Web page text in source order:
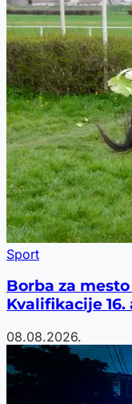
Sport
Borba za
Kvalifikacije
08.08.2026.